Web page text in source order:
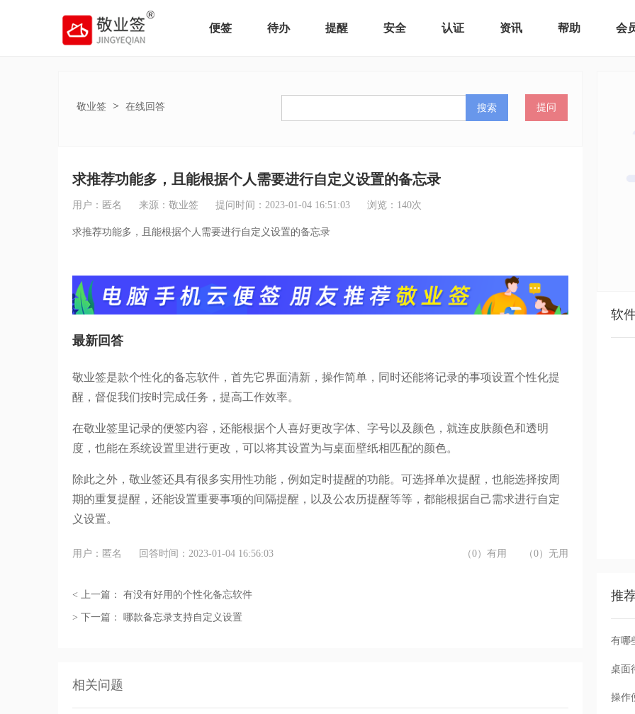
便签 待办 提醒 安全 认证 资讯 帮助 会
敬业签 > 在线回答 搜索 提问
求推荐功能多，且能根据个人需要进行自定义设置的备忘录
用户：匿名 来源：敬业签 提问时间：2023-01-04 16:51:03 浏览： 140次
求推荐功能多，且能根据个人需要进行自定义设置的备忘录
最新回答
敬业签是款个性化的备忘软件，首先它界面清新，操作简单，同时还能将记录的事项设置个性化提
醒，督促我们按时完成任务，提高工作效率。
在敬业签里记录的便签内容，还能根据个人喜好更改字体、字号以及颜色，就连皮肤颜色和透明
度，也能在系统设置里进行更改，可以将其设置为与桌面壁纸相匹配的颜色。
除此之外，敬业签还具有很多实用性功能，例如定时提醒的功能。可选择单次提醒，也能选择按周
期的重复提醒，还能设置重要事项的间隔提醒，以及公农历提醒等等，都能根据自己需求进行自定
义设置。
用户：匿名 回答时间：2023-01-04 16:56:03 （0）有用 （0）无用
< 上一篇： 有没有好用的个性化备忘软件
> 下一篇： 哪款备忘录支持自定义设置
相关问题
软
推
有哪
桌面
操作